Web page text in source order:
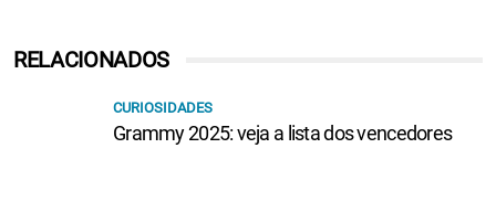
RELACIONADOS
CURIOSIDADES
Grammy 2025: veja a lista dos vencedores